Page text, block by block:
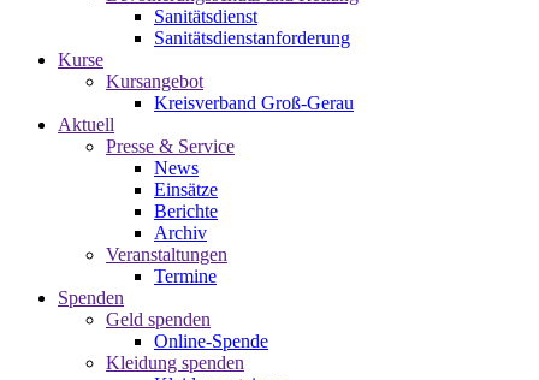
Sanitätsdienst
Sanitätsdienstanforderung
Kurse
Kursangebot
Kreisverband Groß-Gerau
Aktuell
Presse & Service
News
Einsätze
Berichte
Archiv
Veranstaltungen
Termine
Spenden
Geld spenden
Online-Spende
Kleidung spenden